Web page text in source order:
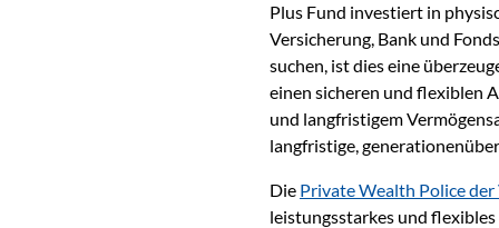
Plus Fund investiert in
Versicherung, Bank und
suchen, ist dies eine
einen sicheren und flexiblen
und langfristigem
langfristige,
Die Private Wealth Police
leistungsstarkes und